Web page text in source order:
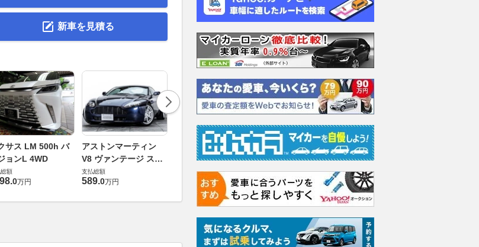
新車を見積る
サス LM 500h バ
ョンL 4WD
額
.0万円
アストンマーティン
V8 ヴァンテージ スポ
ーツシフト
支払総額
589.0万円
ロータス エヴォーラ
エヴォーラ
0 万円
ホンダ NSX 3.0
支払総額
898.
ロールスロイス ゴース
ト ロールスロイス ゴ
905